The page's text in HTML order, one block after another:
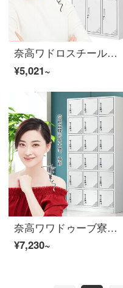
奈高ワドロスチール製寮の従業員がロッカーロッカーロッカーの食器棚に複数の戸棚を収納している九門ワルドラブ
¥5,021~
奈高ワワドゥーブ寮の従業員がロッカーの下駄箱の食器棚に多くの戸棚を保管しています。十八ドアのワウドゥーブが厚いお金を加えています。
¥7,230~